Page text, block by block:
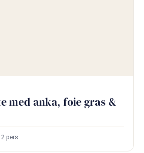
med anka, foie gras &
pers